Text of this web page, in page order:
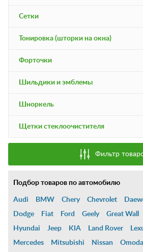
Сетки
Тонировка (шторки на окна)
Форточки
Шильдики и эмблемы
Шноркель
Щетки стеклоочистителя
Фильтр
Подбор товаров по автомобилю
Audi BMW Chery Chevrolet
Dodge
Fiat Ford Geely Great Wall
Hyundai
Jeep KIA Land Rover
Mercedes
Mitsubishi Nissan Omoda